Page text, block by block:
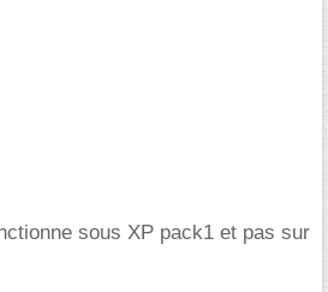
sous XP pack1 et pas sur